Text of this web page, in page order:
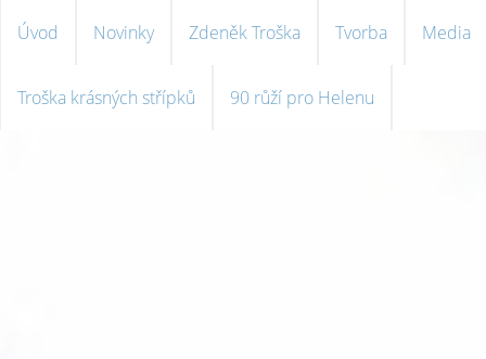
Úvod Novinky Zdeněk Troška Tvorba Media
Troška krásných střípků 90 růží pro Helenu